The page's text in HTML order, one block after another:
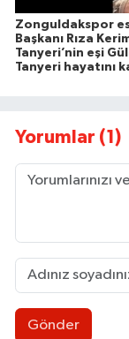
Zonguldakspor
Başkanı Rıza
Tanyeri’nin eşi
Tanyeri hayatını
Yorumlar (1)
Gönder
23:02 |Ereğli’de